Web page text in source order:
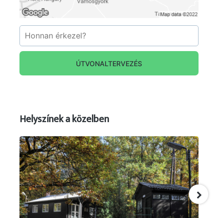
Forrás: szöveg:
wikipedia.org/wiki/
; Képek Thaler Tamas
wikipedia.org/wiki/
;
wikipedia.org/wiki/
;
ÚTVONALTERVEZÉS
Helyszínek a közelben